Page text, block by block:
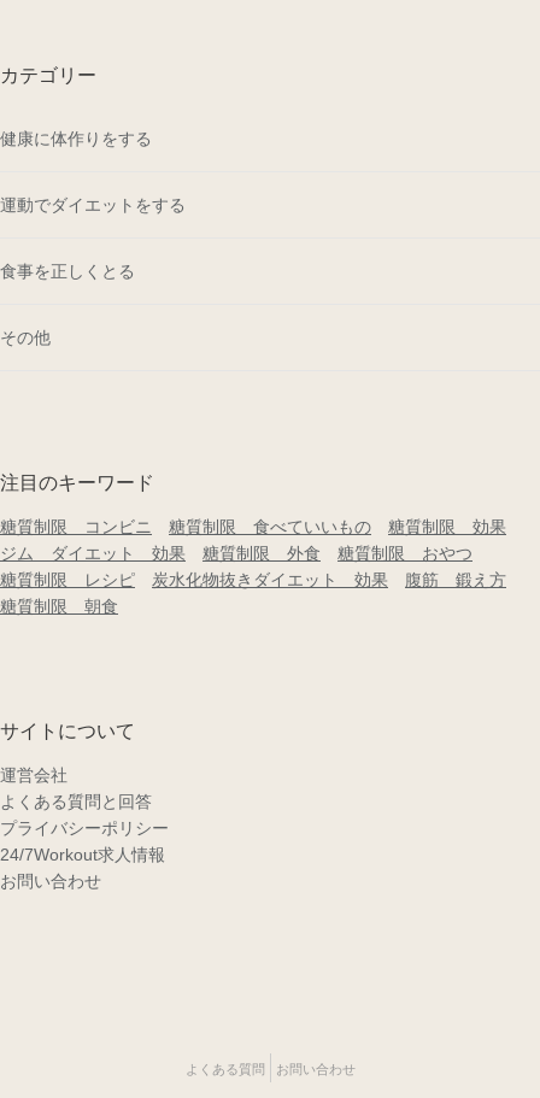
カテゴリー
健康に体作りをする
運動でダイエットをする
食事を正しくとる
その他
注目のキーワード
糖質制限 コンビニ 糖質制限 食べていいもの
糖質制限 効果
ジム ダイエット 効果
糖質制限 外食
糖質制限 おやつ
糖質制限 レシピ
炭水化物抜きダイエット 効果
腹筋 鍛え方
糖質制限 朝食
サイトについて
運営会社
よくある質問と回答
プライバシーポリシー
24/7Workout求人情報
お問い合わせ
よくある質問 お問い合わせ